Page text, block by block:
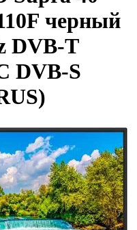
черный
DVB-T
DVB-S